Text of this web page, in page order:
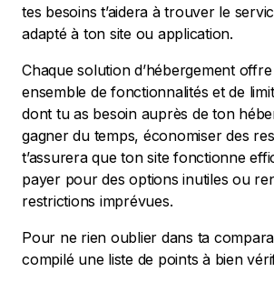
tes besoins t’aidera à trouver le
adapté à ton site ou application.
Chaque solution d’hébergement
ensemble de fonctionnalités et de
dont tu as besoin auprès de ton
gagner du temps, économiser des
t’assurera que ton site fonctionne
payer pour des options inutiles ou
restrictions imprévues.
Pour ne rien oublier dans ta
compilé une liste de points à bien